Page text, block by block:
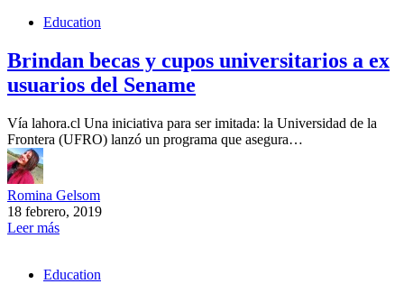
Education
Brindan becas y cupos universitarios a ex
usuarios del Sename
Vía lahora.cl Una iniciativa para ser imitada: la Universidad de la
Frontera (UFRO) lanzó un programa que asegura…
Romina Gelsom
18 febrero, 2019
Leer más
Education